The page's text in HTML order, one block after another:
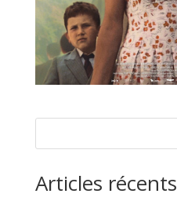
Articles récents